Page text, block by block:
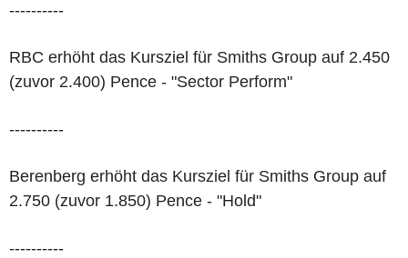
----------
RBC erhöht das Kursziel für Smiths Group auf 2.450
(zuvor 2.400) Pence - "Sector Perform"
----------
Berenberg erhöht das Kursziel für Smiths Group auf
2.750 (zuvor 1.850) Pence - "Hold"
----------